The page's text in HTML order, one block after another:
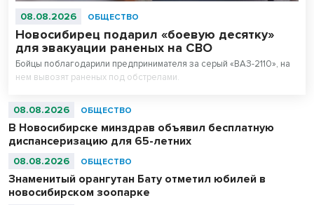
08.08.2026 ОБЩЕСТВО
Новосибирец подарил «боевую десятку»
для эвакуации раненых на СВО
Бойцы поблагодарили предпринимателя за серый «ВАЗ-2110», на
нем вывозят раненых под обстрелами.
08.08.2026 ОБЩЕСТВО
В Новосибирске минздрав объявил бесплатную
диспансеризацию для 65-летних
08.08.2026 ОБЩЕСТВО
Знаменитый орангутан Бату отметил юбилей в
новосибирском зоопарке